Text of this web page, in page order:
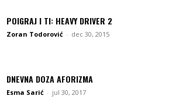
POIGRAJ I TI: HEAVY DRIVER 2
Zoran Todorović - dec 30, 2015
DNEVNA DOZA AFORIZMA
Esma Sarić - jul 30, 2017